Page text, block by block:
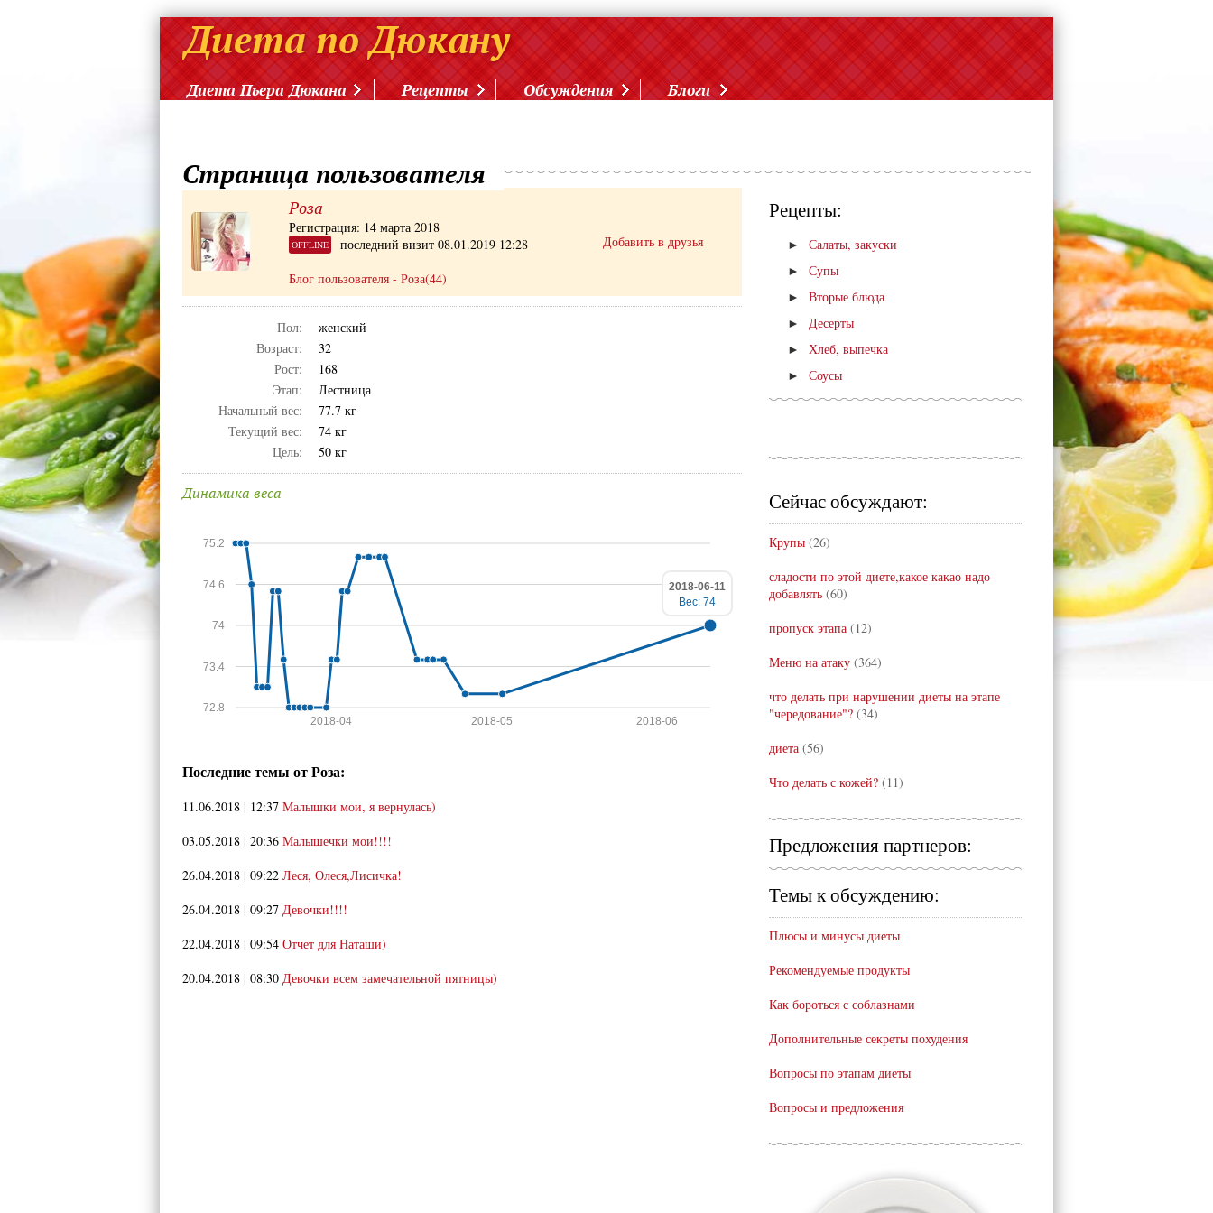
Диета Пьера Дюкана Рецепты Обсуждения Блоги
Страница пользователя
Роза
Регистрация: 14 марта 2018
OFFLINE
последний визит 08.01.2019 12:28
Блог пользователя - Роза(44)
Добавить в друзья
Пол:
женский
Возраст:
32
Рост:
168
Этап:
Лестница
Начальный вес:
77.7 кг
Текущий вес:
74 кг
Цель:
50 кг
Динамика веса
72.8
73.4
74
74.6
75.2
2018-06
2018-05
2018-04
2018-06-11
Вес: 74
Последние темы от Роза:
11.06.2018 | 12:37 Малышки мои, я вернулась)
03.05.2018 | 20:36 Малышечки мои!!!!
26.04.2018 | 09:22 Леся, Олеся,Лисичка!
26.04.2018 | 09:27 Девочки!!!!
22.04.2018 | 09:54 Отчет для Наташи)
20.04.2018 | 08:30 Девочки всем замечательной пятницы)
Рецепты:
►
Салаты, закуски
►
Супы
►
Вторые блюда
►
Десерты
►
Хлеб, выпечка
►
Соусы
Сейчас обсуждают:
Крупы (26)
сладости по этой диете,какое какао надо
добавлять (60)
пропуск этапа (12)
Меню на атаку (364)
что делать при нарушении диеты на этапе
"чередование"? (34)
диета (56)
Что делать с кожей? (11)
Предложения партнеров:
Темы к обсуждению:
Плюсы и минусы диеты
Рекомендуемые продукты
Как бороться с соблазнами
Дополнительные секреты похудения
Вопросы по этапам диеты
Вопросы и предложения